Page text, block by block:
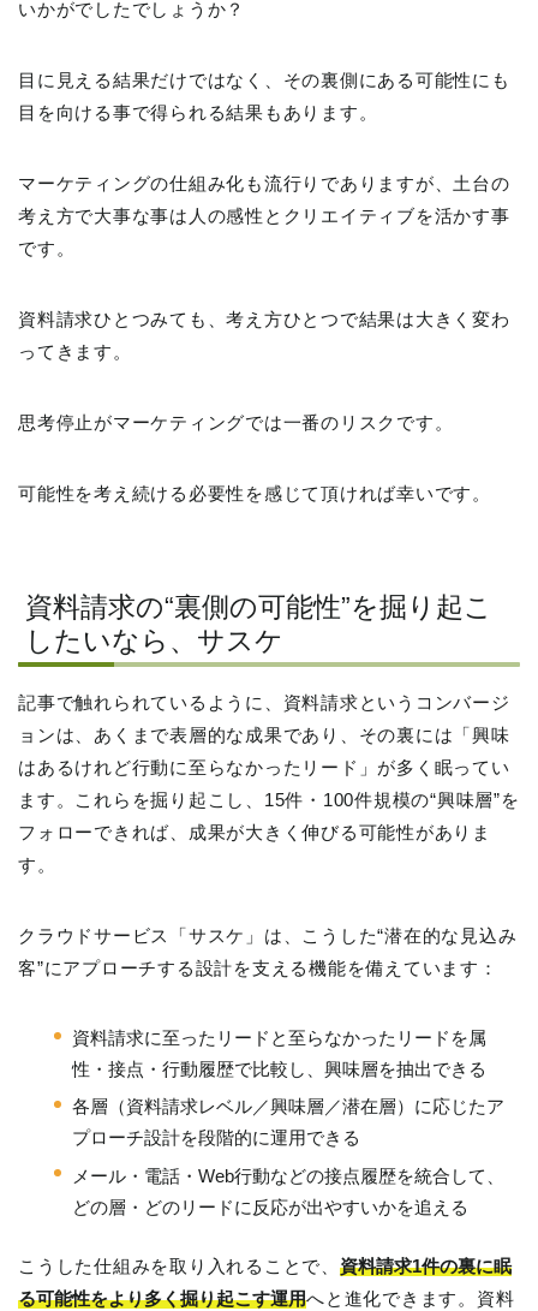
いかがでしたでしょうか？
目に見える結果だけではなく、その裏側にある可能性にも
目を向ける事で得られる結果もあります。
マーケティングの仕組み化も流行りでありますが、土台の
考え方で大事な事は人の感性とクリエイティブを活かす事
です。
資料請求ひとつみても、考え方ひとつで結果は大きく変わ
ってきます。
思考停止がマーケティングでは一番のリスクです。
可能性を考え続ける必要性を感じて頂ければ幸いです。
資料請求の“裏側の可能性”を掘り起こ
したいなら、サスケ
記事で触れられているように、資料請求というコンバージ
ョンは、あくまで表層的な成果であり、その裏には「興味
はあるけれど行動に至らなかったリード」が多く眠ってい
ます。これらを掘り起こし、15件・100件規模の“興味層”を
フォローできれば、成果が大きく伸びる可能性がありま
す。
クラウドサービス「サスケ」は、こうした“潜在的な見込み
客”にアプローチする設計を支える機能を備えています：
資料請求に至ったリードと至らなかったリードを属
性・接点・行動履歴で比較し、興味層を抽出できる
各層（資料請求レベル／興味層／潜在層）に応じたア
プローチ設計を段階的に運用できる
メール・電話・Web行動などの接点履歴を統合して、
どの層・どのリードに反応が出やすいかを追える
こうした仕組みを取り入れることで、 資料請求1件の裏に眠
る可能性をより多く掘り起こす運用へと進化できます。資料